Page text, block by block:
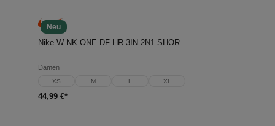
Neu
Nike W NK ONE DF HR 3IN 2N1 SHOR
Damen
XS M L XL
44,99 €*